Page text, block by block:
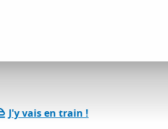
J'y vais en train !